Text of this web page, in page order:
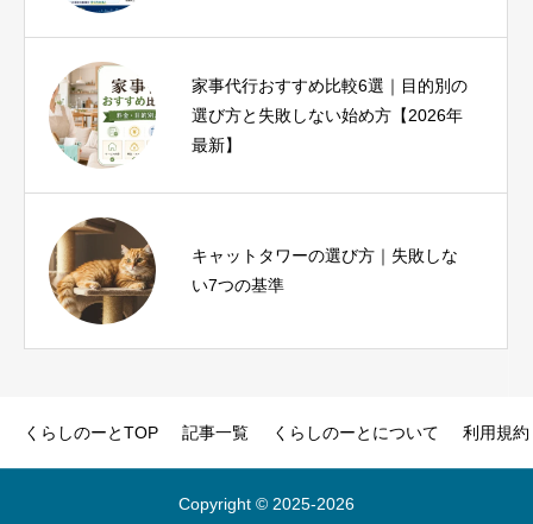
家事代行おすすめ比較6選｜目的別の
選び方と失敗しない始め方【2026年
最新】
キャットタワーの選び方｜失敗しな
い7つの基準
iPhone17eとiPhoneSE3を比較｜SE3
ユーザーが1分で結論を出せる診断つ
き
種類・費用・未経験から目指す方法
くらしのーとTOP 記事一覧 くらしのーとについて 利用規約
Copyright © 2025‐2026